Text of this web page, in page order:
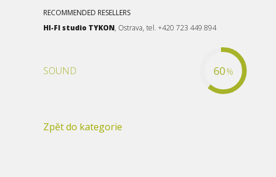
RECOMMENDED RESELLERS
HI-FI studio TYKON, Ostrava, tel. +420 723 449 894
SOUND 60%
Zpět do kategorie